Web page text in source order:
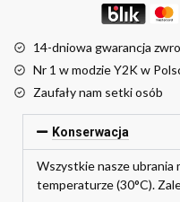
14-dniowa gwarancja
Nr 1 w modzie Y2K w
Zaufały nam setki osób
Konserwacja
Wszystkie nasze ubrania
temperaturze (30°C).